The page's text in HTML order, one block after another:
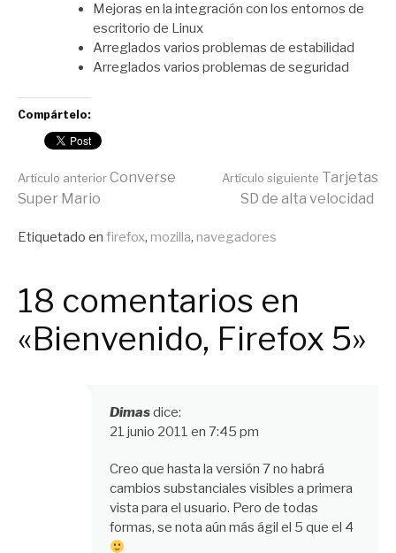
Mejoras en la integración con los entornos de
escritorio de Linux
Arreglados varios problemas de estabilidad
Arreglados varios problemas de seguridad
Compártelo:
Seguir
leyendo
Artículo anteriorConverse
Super Mario
Artículo siguiente Tarjetas
SD de alta velocidad
Publicado
Etiquetado en firefox, mozilla, navegadores
18 comentarios en
«Bienvenido, Firefox 5»
Dimasdice:
21 junio 2011 en 7:45 pm
Creo que hasta la versión 7 no habrá
cambios substanciales visibles a primera
vista para el usuario. Pero de todas
formas, se nota aún más ágil el 5 que el 4